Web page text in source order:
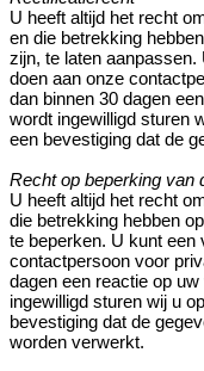
U heeft altijd het recht
en die betrekking
zijn, te laten
doen aan onze
dan binnen 30 dagen
wordt ingewilligd sturen
een bevestiging dat de
Recht op beperking van
U heeft altijd het recht
die betrekking hebben
te beperken. U kunt
contactpersoon voor
dagen een reactie op
ingewilligd sturen wij u
bevestiging dat de
worden verwerkt.